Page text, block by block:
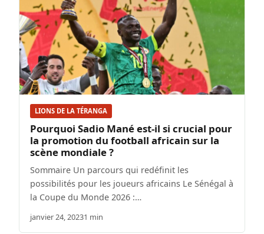
LIONS DE LA TÉRANGA
Pourquoi Sadio Mané est-il si crucial pour
la promotion du football africain sur la
scène mondiale ?
Sommaire Un parcours qui redéfinit les
possibilités pour les joueurs africains Le Sénégal à
la Coupe du Monde 2026 :…
janvier 24, 20231 min